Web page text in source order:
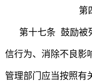
第
第十七条 鼓励被
信行为、消除不良影
管理部门应当按照有